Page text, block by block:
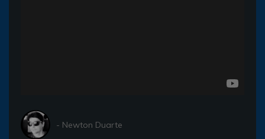
- Newton Duarte